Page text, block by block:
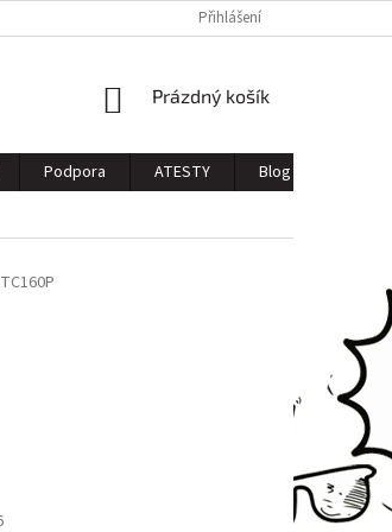
Přihlášení
NÁKUPNÍ
Prázdný košík
Podpora ATESTY Blog